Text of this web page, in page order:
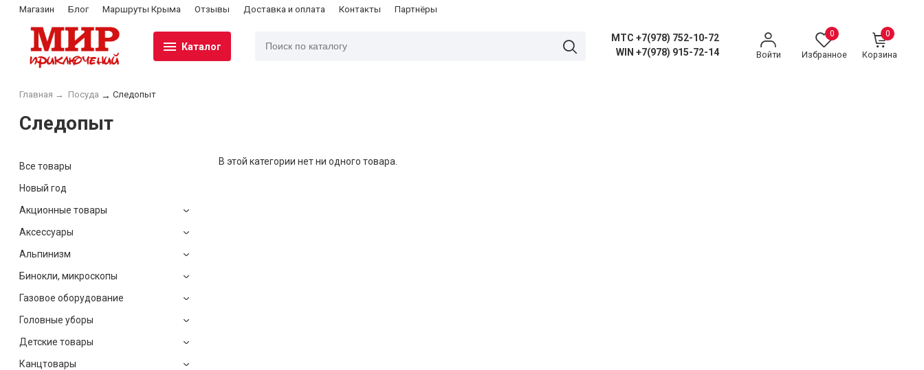
Магазин Блог Маршруты Крыма Отзывы Доставка и оплата Контакты Партнёры
Каталог
MTC +7(978) 752-10-72
WIN +7(978) 915-72-14
Войти
0
Избранное
0
Корзина
Главная → Посуда → Следопыт
Следопыт
Все товары
Новый год
Акционные товары
Аксессуары
Альпинизм
Бинокли, микроскопы
Газовое оборудование
Головные уборы
Детские товары
Канцтовары
В этой категории нет ни одного товара.